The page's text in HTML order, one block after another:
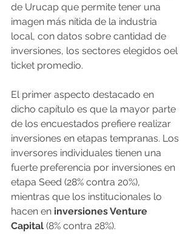
de Urucap que permite tener una
imagen más nítida de la industria
local, con datos sobre cantidad de
inversiones, los sectores elegidos oel
ticket promedio.
El primer aspecto destacado en
dicho capítulo es que la mayor parte
de los encuestados prefiere realizar
inversiones en etapas tempranas. Los
inversores individuales tienen una
fuerte preferencia por inversiones en
etapa Seed (28% contra 20%),
mientras que los institucionales lo
hacen en inversiones Venture
Capital (8% contra 28%).